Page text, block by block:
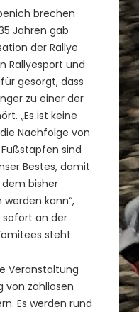
brechen
Jahren gab
der Rallye
Rallyesport und
gesorgt, dass
zu einer der
„Es ist keine
Nachfolge von
sind
Bestes, damit
bisher
kann“,
sofort an der
steht.
Veranstaltung
von zahllosen
Es werden rund